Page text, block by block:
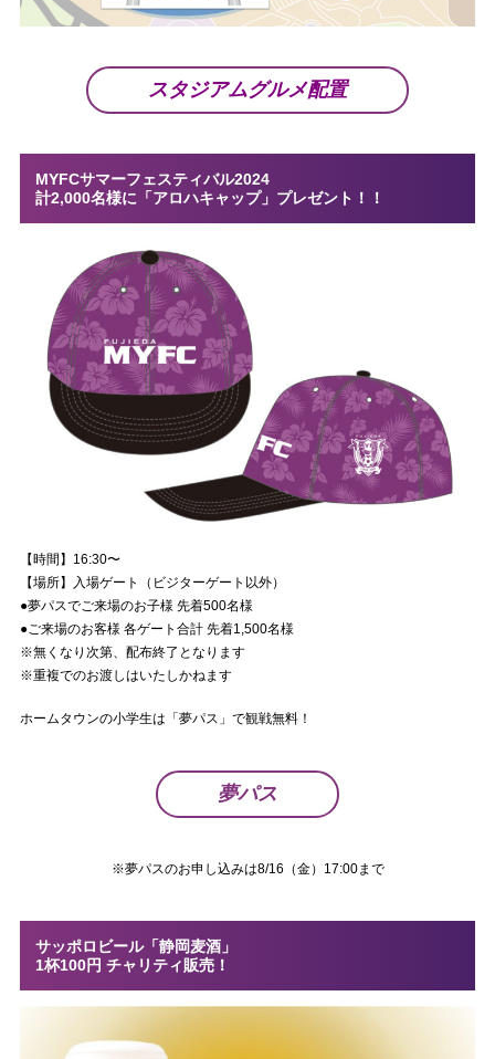
スタジアムグルメ配置
MYFCサマーフェスティバル2024
計2,000名様に「アロハキャップ」プレゼント！！
【時間】16:30〜
【場所】入場ゲート（ビジターゲート以外）
●夢パスでご来場のお子様 先着500名様
●ご来場のお客様 各ゲート合計 先着1,500名様
※無くなり次第、配布終了となります
※重複でのお渡しはいたしかねます
ホームタウンの小学生は「夢パス」で観戦無料！
夢パス
※夢パスのお申し込みは8/16（金）17:00まで
サッポロビール「静岡麦酒」
1杯100円 チャリティ販売！